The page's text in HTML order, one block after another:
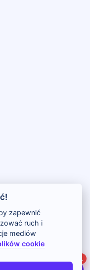
1
→ Pliki cookie innych
dla tej witryny.
zapewnić
ruch i
mediów
cookie